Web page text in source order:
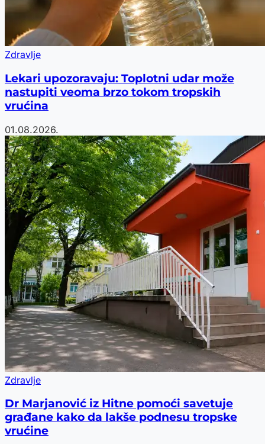
Zdravlje
Lekari upozoravaju: Toplotni udar može
nastupiti veoma brzo tokom tropskih
vrućina
01.08.2026.
Zdravlje
Dr Marjanović iz Hitne pomoći savetuje
građane kako da lakše podnesu tropske
vrućine